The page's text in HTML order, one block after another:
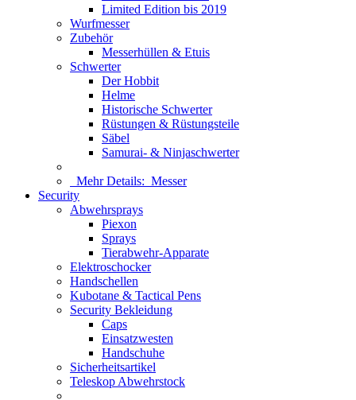
Limited Edition bis 2019
Wurfmesser
Zubehör
Messerhüllen & Etuis
Schwerter
Der Hobbit
Helme
Historische Schwerter
Rüstungen & Rüstungsteile
Säbel
Samurai- & Ninjaschwerter
Mehr Details: Messer
Security
Abwehrsprays
Piexon
Sprays
Tierabwehr-Apparate
Elektroschocker
Handschellen
Kubotane & Tactical Pens
Security Bekleidung
Caps
Einsatzwesten
Handschuhe
Sicherheitsartikel
Teleskop Abwehrstock